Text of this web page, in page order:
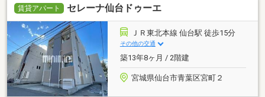
賃貸アパート セレーナ仙台ドゥーエ
ＪＲ東北本線 仙台駅 徒歩15分
その他の交通
築13年8ヶ月 / 2階建
宮城県仙台市青葉区宮町２